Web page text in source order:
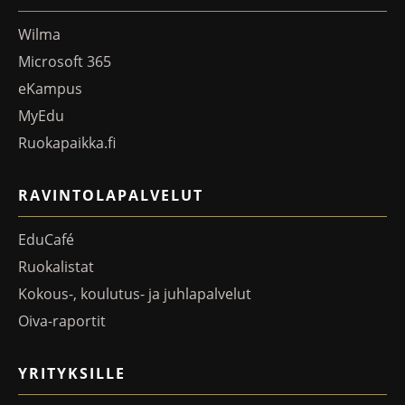
Wilma
Microsoft 365
eKampus
MyEdu
Ruokapaikka.fi
RAVINTOLAPALVELUT
EduCafé
Ruokalistat
Kokous-, koulutus- ja juhlapalvelut
Oiva-raportit
YRITYKSILLE